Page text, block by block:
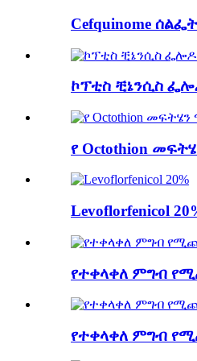
Cefquinome
ኮፕቲስ ቺኔንሲስ
የ Octothion
Levoflorfenicol
የተቀላቀለ ምግብ
የተቀላቀለ ምግብ